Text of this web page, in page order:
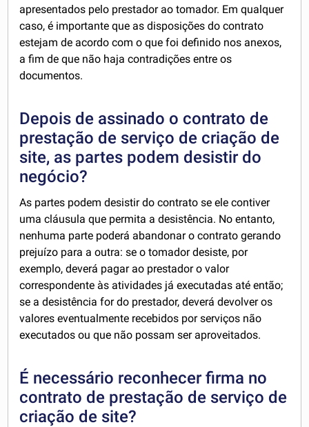
apresentados pelo prestador ao tomador. Em qualquer
caso, é importante que as disposições do contrato
estejam de acordo com o que foi definido nos anexos,
a fim de que não haja contradições entre os
documentos.
Depois de assinado o contrato de
prestação de serviço de criação de
site, as partes podem desistir do
negócio?
As partes podem desistir do contrato se ele contiver
uma cláusula que permita a desistência. No entanto,
nenhuma parte poderá abandonar o contrato gerando
prejuízo para a outra: se o tomador desiste, por
exemplo, deverá pagar ao prestador o valor
correspondente às atividades já executadas até então;
se a desistência for do prestador, deverá devolver os
valores eventualmente recebidos por serviços não
executados ou que não possam ser aproveitados.
É necessário reconhecer firma no
contrato de prestação de serviço de
criação de site?